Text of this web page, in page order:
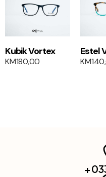
1+1
Kubik Vortex
KM180,00
Estel
KM
+